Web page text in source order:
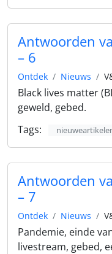
Antwoorden
– 6
Ontdek Nieuws
Black lives matter
geweld, gebed.
Tags:
Antwoorden
– 7
Ontdek Nieuws
Pandemie, einde
livestream, gebed,